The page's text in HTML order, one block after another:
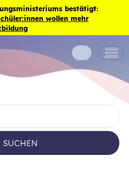
bestätigt:
wollen mehr
SUCHEN